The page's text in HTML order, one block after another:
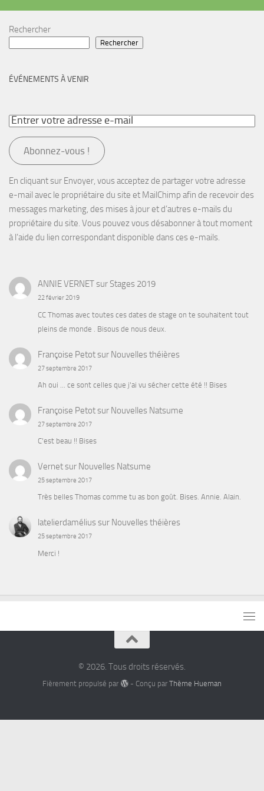
Rechercher
Rechercher
ÉVÉNEMENTS À VENIR
Abonnez-vous !
En cliquant sur Envoyer, vous acceptez de partager votre adresse
e-mail avec le propriétaire du site et MailChimp afin de recevoir des
messages marketing, des mises à jour et d’autres e-mails du
propriétaire du site. Vous pouvez vous désabonner à tout moment
à l’aide du lien correspondant disponible dans ces e-mails.
ANNIE VERNETsur Stages 2019
22 février 2019
CC Thomas avec toutes ces dates de stage on te souhaitent tout
pleins de monde . Bisous de nous deux.
Françoise Petotsur Nouvelles théières
27 septembre 2017
Ah oui ... ce sont celles que j'ai vu sécher cette été !! Bises
Françoise Petotsur Nouvelles Natsume
27 septembre 2017
C'est beau !! Bises
Vernetsur Nouvelles Natsume
25 septembre 2017
Très belles Thomas comme tu as bon goût. Bises. Annie. Alain.
latelierdaméliussur Nouvelles théières
25 septembre 2017
Merci !
© 2026. Tous droits réservés.
Fièrement propulsé par - Conçu par Thème Hueman